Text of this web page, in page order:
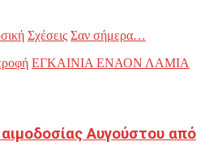
Σχέσεις Σαν σήμερα…
ΕΓΚΑΙΝΙΑ ΕΝΑΟΝ ΛΑΜΙΑ
Αυγούστου από